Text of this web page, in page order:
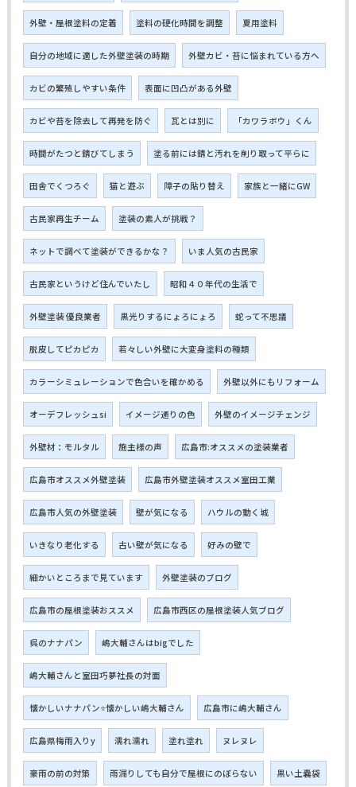
外壁・屋根塗料の定着 塗料の硬化時間を調整 夏用塗料
自分の地域に適した外壁塗装の時期 外壁カビ・苔に悩まれている方へ
カビの繁殖しやすい条件 表面に凹凸がある外壁
カビや苔を除去して再発を防ぐ 瓦とは別に 「カワラボウ」くん
時間がたつと錆びてしまう 塗る前には錆と汚れを削り取って平らに
田舎でくつろぐ 猫と遊ぶ 障子の貼り替え 家族と一緒にGW
古民家再生チーム 塗装の素人が挑戦？
ネットで調べて塗装ができるかな？ いま人気の古民家
古民家というけど住んでいたし 昭和４０年代の生活で
外壁塗装 優良業者 黒光りするにょろにょろ 蛇って不思議
脱皮してピカピカ 若々しい外壁に大変身塗料の種類
カラーシミュレーションで色合いを確かめる 外壁以外にもリフォーム
オーデフレッシュsi イメージ通りの色 外壁のイメージチェンジ
外壁材：モルタル 施主様の声 広島市:オススメの塗装業者
広島市オススメ外壁塗装 広島市外壁塗装オススメ室田工業
広島市人気の外壁塗装 壁が気になる ハウルの動く城
いきなり老化する 古い壁が気になる 好みの壁で
細かいところまで見ています 外壁塗装のブログ
広島市の屋根塗装おススメ 広島市西区の屋根塗装人気ブログ
呉のナナパン 嶋大輔さんはbigでした
嶋大輔さんと室田巧夢社長の対面
懐かしいナナパン⭐懐かしい嶋大輔さん 広島市に嶋大輔さん
広島県梅雨入りy 濡れ濡れ 塗れ塗れ ヌレヌレ
豪雨の前の対策 雨漏りしても自分で屋根にのぼらない 黒い土嚢袋